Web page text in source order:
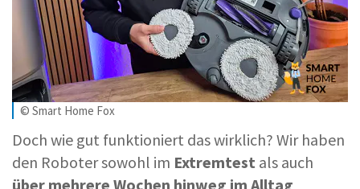
© Smart Home Fox
Doch wie gut funktioniert das wirklich? Wir haben
den Roboter sowohl im Extremtest als auch
über mehrere Wochen hinweg im Alltag